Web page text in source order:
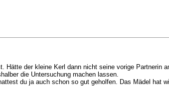
der kleine Kerl dann nicht seine vorige Partnerin
die Untersuchung machen lassen.
du ja auch schon so gut geholfen. Das Mädel hat